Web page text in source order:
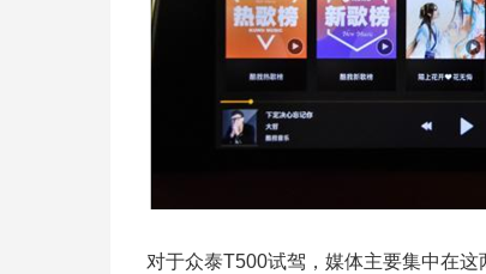
对于众泰T500试驾，媒体主要集中在